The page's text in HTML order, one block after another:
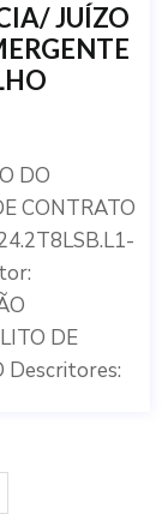
JUÍZO
DO
CONTRATO
DE
Descritores: